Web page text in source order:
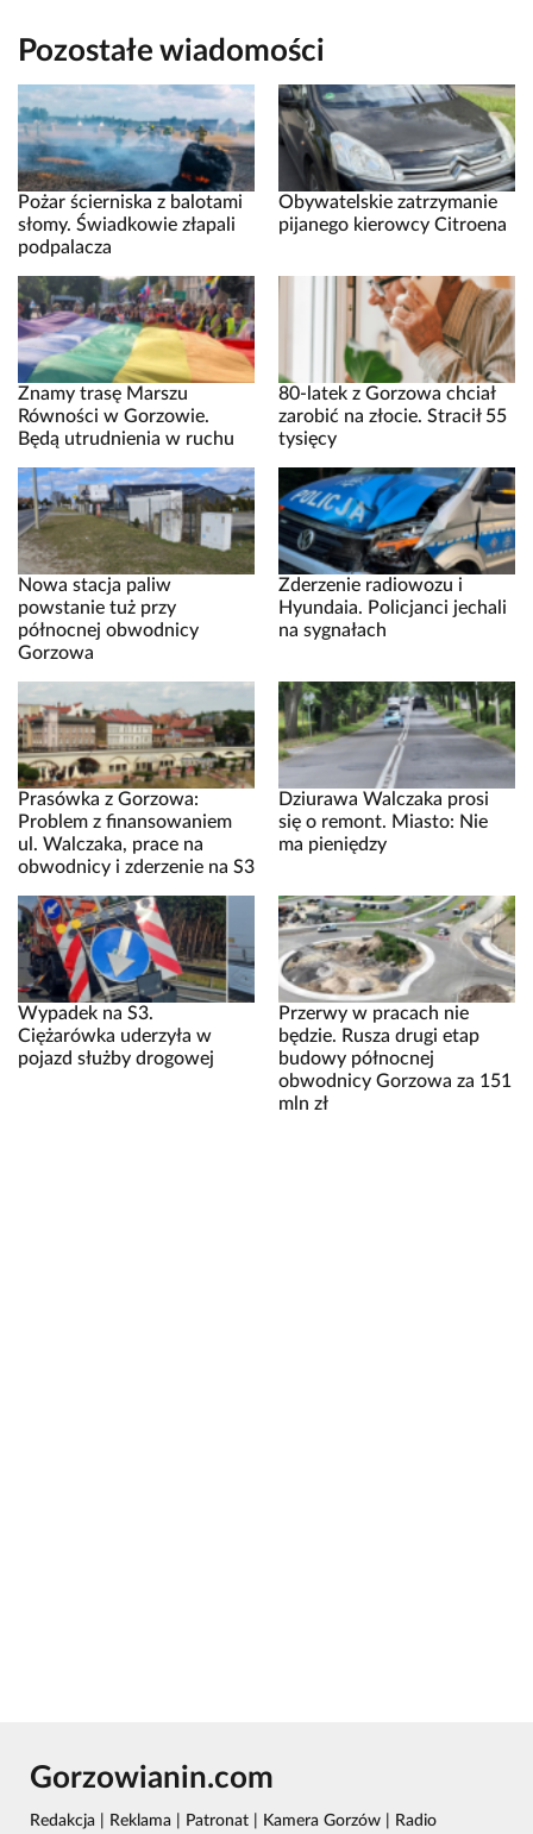
Pozostałe wiadomości
Pożar ścierniska z balotami
słomy. Świadkowie złapali
podpalacza
Obywatelskie zatrzymanie
pijanego kierowcy Citroena
Znamy trasę Marszu
Równości w Gorzowie.
Będą utrudnienia w ruchu
80-latek z Gorzowa chciał
zarobić na złocie. Stracił 55
tysięcy
Nowa stacja paliw
powstanie tuż przy
północnej obwodnicy
Gorzowa
Zderzenie radiowozu i
Hyundaia. Policjanci jechali
na sygnałach
Prasówka z Gorzowa:
Problem z finansowaniem
ul. Walczaka, prace na
obwodnicy i zderzenie na S3
Dziurawa Walczaka prosi
się o remont. Miasto: Nie
ma pieniędzy
Wypadek na S3.
Ciężarówka uderzyła w
pojazd służby drogowej
Przerwy w pracach nie
będzie. Rusza drugi etap
budowy północnej
obwodnicy Gorzowa za 151
mln zł
Gorzowianin.com
Redakcja Reklama Patronat Kamera Gorzów Radio